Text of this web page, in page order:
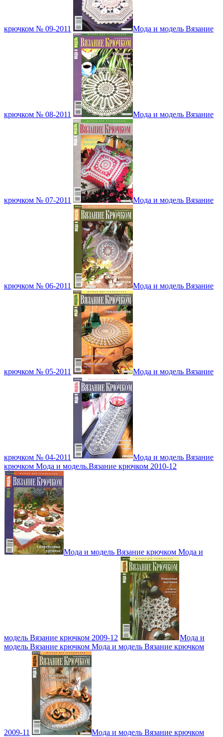
крючком № 09-2011 Мода и модель Вязание
крючком № 08-2011 Мода и модель Вязание
крючком № 07-2011 Мода и модель Вязание
крючком № 06-2011 Мода и модель Вязание
крючком № 05-2011 Мода и модель Вязание
крючком № 04-2011
Мода и модель Вязание
крючком Мода и модель.Вязание крючком 2010-12
Мода и модель Вязание крючком Мода и
модель Вязание крючком 2009-12
Мода и
модель Вязание крючком Мода и модель Вязание крючком
2009-11 Мода и модель Вязание крючком